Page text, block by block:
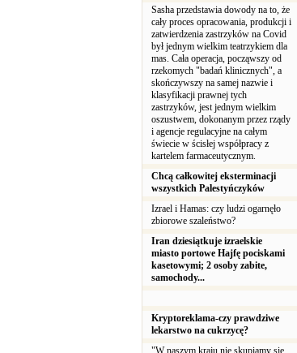
Sasha przedstawia dowody na to, że
cały proces opracowania, produkcji i
zatwierdzenia zastrzyków na Covid
był jednym wielkim teatrzykiem dla
mas. Cała operacja, począwszy od
rzekomych "badań klinicznych", a
skończywszy na samej nazwie i
klasyfikacji prawnej tych
zastrzyków, jest jednym wielkim
oszustwem, dokonanym przez rządy
i agencje regulacyjne na całym
świecie w ścisłej współpracy z
kartelem farmaceutycznym.
Chcą całkowitej eksterminacji
wszystkich Palestyńczyków
Izrael i Hamas: czy ludzi ogarnęło
zbiorowe szaleństwo?
Iran dziesiątkuje izraelskie
miasto portowe Hajfę pociskami
kasetowymi; 2 osoby zabite,
samochody...
Kryptoreklama-czy prawdziwe
lekarstwo na cukrzycę?
"W naszym kraju nie skupiamy się